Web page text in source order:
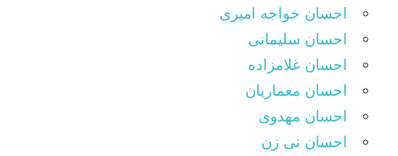
احسان خواجه امیری
احسان سلیمانی
احسان غلامزاده
احسان معماریان
احسان مهدوی
احسان نی زن